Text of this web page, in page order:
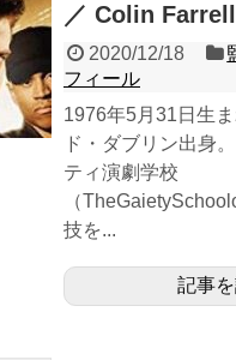
／ Colin Farrell
2020/12/18
フィール
1976年5月31日生
ド・ダブリン出身
ティ演劇学校
（
技を...
記事